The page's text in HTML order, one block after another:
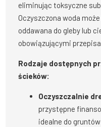
eliminując toksyczne
Oczyszczona woda
oddawana do gleby lub
obowiązującymi
Rodzaje dostępnych
ścieków:
Oczyszczalnie
przystępne
idealne do